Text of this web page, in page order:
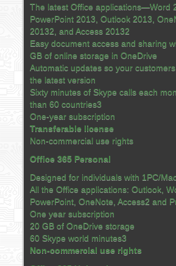
The latest Office applications—Word
PowerPoint 2013, Outlook 2013,
20132, and Access 20132
Easy document access and sharing
GB of online storage in OneDrive
Automatic updates so your
the latest version
Sixty minutes of Skype calls each
than 60 countries3
One-year subscription
Transferable license
Non-commercial use rights
Office 365 Personal
Designed for individuals with 1PC/
All the Office applications: Outlook,
PowerPoint, OneNote, Access2 and
One year subscription
20 GB of OneDrive storage
60 Skype world minutes3
Non-commercial use rights